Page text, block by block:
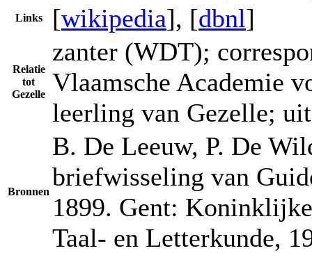
Links [wikipedia], [dbnl]
Relatie
tot
Gezelle
zanter (WDT);
Vlaamsche Academie
leerling van Gezelle;
Bronnen
B. De Leeuw, P. De
briefwisseling van
1899. Gent:
Taal- en Letterkunde,